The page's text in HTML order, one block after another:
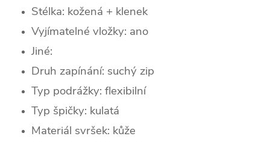
Stélka: kožená + klenek
Vyjímatelné vložky: ano
Jiné:
Druh zapínání: suchý zip
Typ podrážky: flexibilní
Typ špičky: kulatá
Materiál svršek: kůže